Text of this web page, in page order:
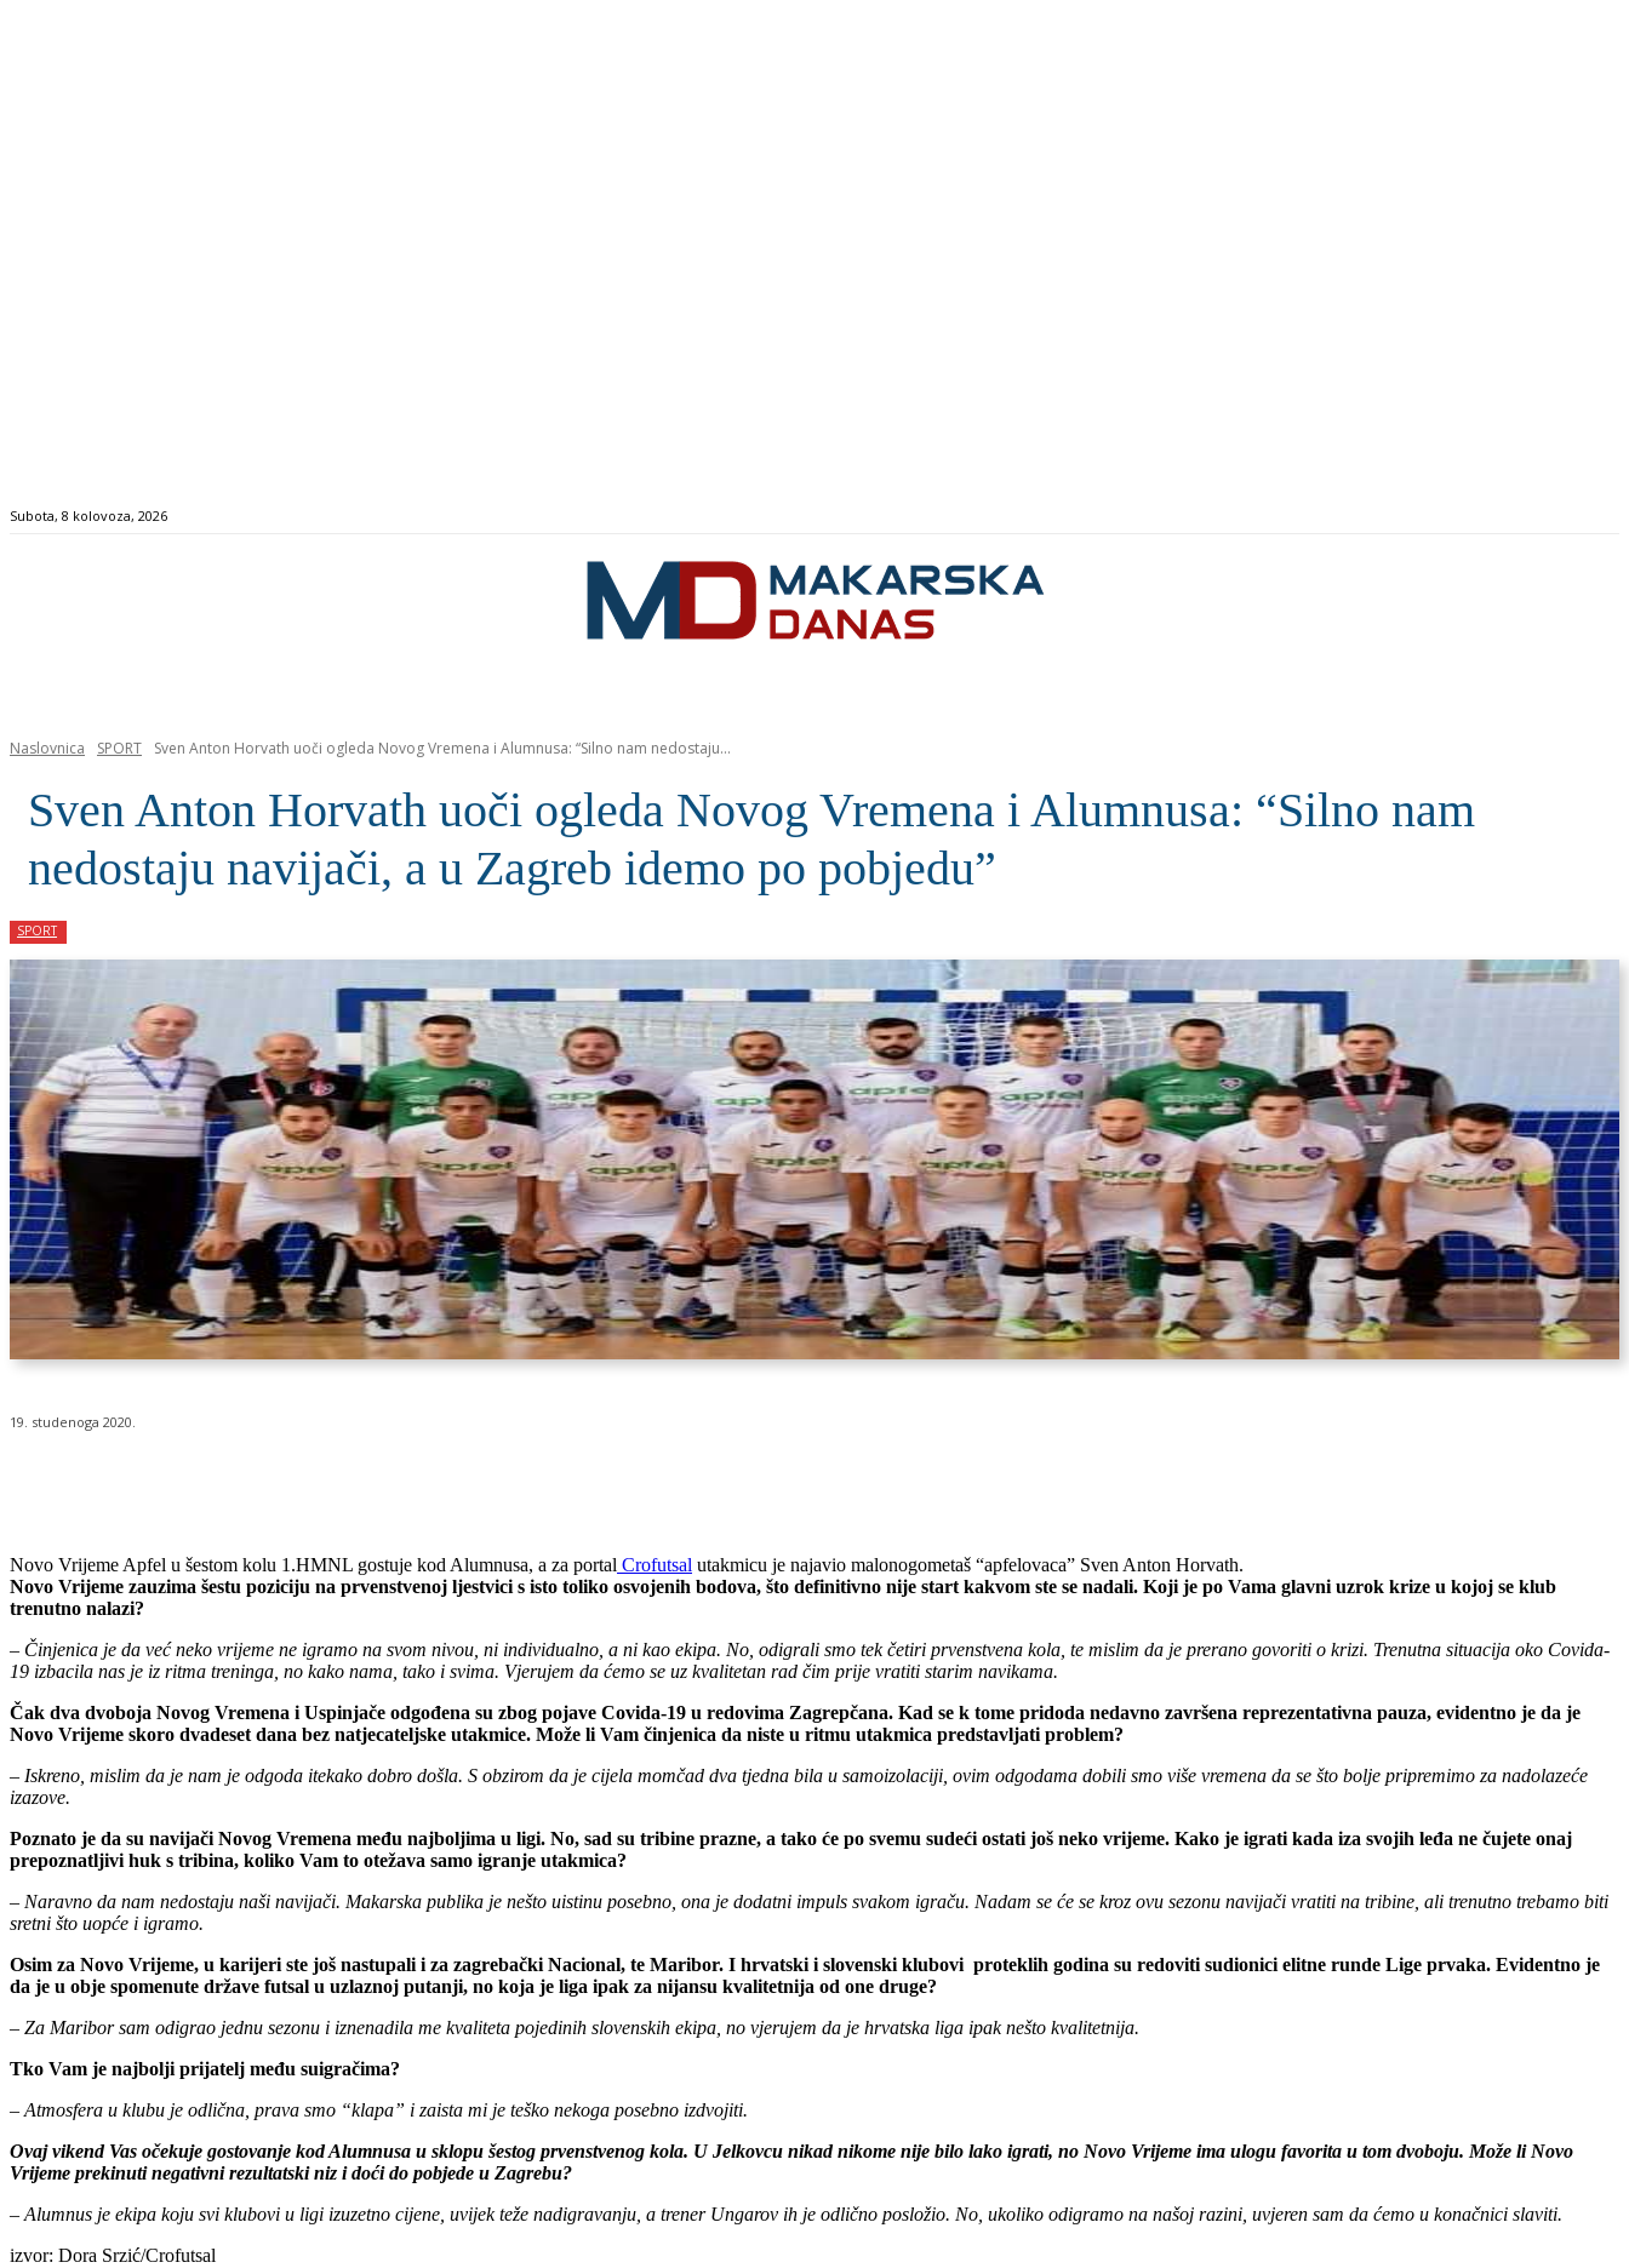
Subota, 8 kolovoza, 2026
Naslovnica SPORT Sven Anton Horvath uoči ogleda Novog Vremena i Alumnusa: “Silno nam nedostaju...
Sven Anton Horvath uoči ogleda Novog Vremena i Alumnusa: “Silno nam
nedostaju navijači, a u Zagreb idemo po pobjedu”
SPORT
19. studenoga 2020.
Novo Vrijeme Apfel u šestom kolu 1.HMNL gostuje kod Alumnusa, a za portal Crofutsal utakmicu je najavio malonogometaš “apfelovaca” Sven Anton Horvath.
Novo Vrijeme zauzima šestu poziciju na prvenstvenoj ljestvici s isto toliko osvojenih bodova, što definitivno nije start kakvom ste se nadali. Koji je po Vama glavni uzrok krize u kojoj se klub
trenutno nalazi?
– Činjenica je da već neko vrijeme ne igramo na svom nivou, ni individualno, a ni kao ekipa. No, odigrali smo tek četiri prvenstvena kola, te mislim da je prerano govoriti o krizi. Trenutna situacija oko Covida-
19 izbacila nas je iz ritma treninga, no kako nama, tako i svima. Vjerujem da ćemo se uz kvalitetan rad čim prije vratiti starim navikama.
Čak dva dvoboja Novog Vremena i Uspinjače odgođena su zbog pojave Covida-19 u redovima Zagrepčana. Kad se k tome pridoda nedavno završena reprezentativna pauza, evidentno je da je
Novo Vrijeme skoro dvadeset dana bez natjecateljske utakmice. Može li Vam činjenica da niste u ritmu utakmica predstavljati problem?
– Iskreno, mislim da je nam je odgoda itekako dobro došla. S obzirom da je cijela momčad dva tjedna bila u samoizolaciji, ovim odgodama dobili smo više vremena da se što bolje pripremimo za nadolazeće
izazove.
Poznato je da su navijači Novog Vremena među najboljima u ligi. No, sad su tribine prazne, a tako će po svemu sudeći ostati još neko vrijeme. Kako je igrati kada iza svojih leđa ne čujete onaj
prepoznatljivi huk s tribina, koliko Vam to otežava samo igranje utakmica?
– Naravno da nam nedostaju naši navijači. Makarska publika je nešto uistinu posebno, ona je dodatni impuls svakom igraču. Nadam se će se kroz ovu sezonu navijači vratiti na tribine, ali trenutno trebamo biti
sretni što uopće i igramo.
Osim za Novo Vrijeme, u karijeri ste još nastupali i za zagrebački Nacional, te Maribor. I hrvatski i slovenski klubovi proteklih godina su redoviti sudionici elitne runde Lige prvaka. Evidentno je
da je u obje spomenute države futsal u uzlaznoj putanji, no koja je liga ipak za nijansu kvalitetnija od one druge?
– Za Maribor sam odigrao jednu sezonu i iznenadila me kvaliteta pojedinih slovenskih ekipa, no vjerujem da je hrvatska liga ipak nešto kvalitetnija.
Tko Vam je najbolji prijatelj među suigračima?
– Atmosfera u klubu je odlična, prava smo “klapa” i zaista mi je teško nekoga posebno izdvojiti.
Ovaj vikend Vas očekuje gostovanje kod Alumnusa u sklopu šestog prvenstvenog kola. U Jelkovcu nikad nikome nije bilo lako igrati, no Novo Vrijeme ima ulogu favorita u tom dvoboju. Može li Novo
Vrijeme prekinuti negativni rezultatski niz i doći do pobjede u Zagrebu?
– Alumnus je ekipa koju svi klubovi u ligi izuzetno cijene, uvijek teže nadigravanju, a trener Ungarov ih je odlično posložio. No, ukoliko odigramo na našoj razini, uvjeren sam da ćemo u konačnici slaviti.
izvor: Dora Srzić/Crofutsal